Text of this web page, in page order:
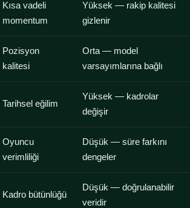
Kısa vadeli
momentum
Yüksek — rakip kalitesi
gizlenir
Pozisyon
kalitesi
Orta — model
varsayımlarına bağlı
Tarihsel eğilim
Yüksek — kadrolar
değişir
Oyuncu
verimliliği
Düşük — süre farkını
dengeler
Kadro bütünlüğü
Düşük — doğrulanabilir
veridir